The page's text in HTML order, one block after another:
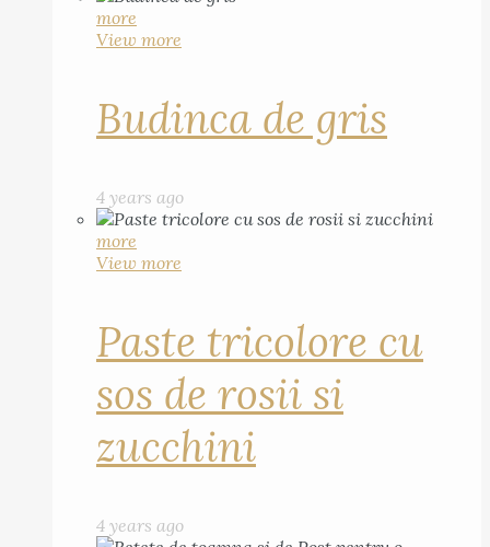
more
View more
Budinca de gris
4 years ago
more
View more
Paste tricolore cu
sos de rosii si
zucchini
4 years ago